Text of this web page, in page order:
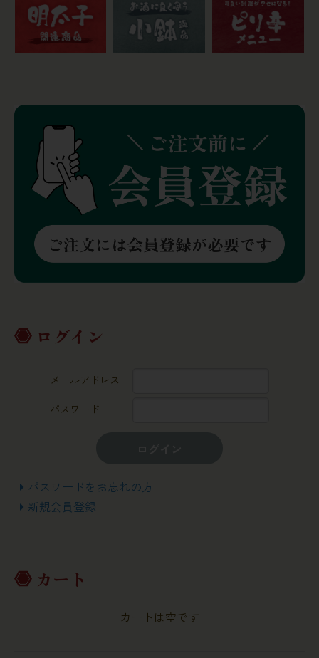
ログイン
メールアドレス
パスワード
パスワードをお忘れの方
新規会員登録
カート
カートは空です